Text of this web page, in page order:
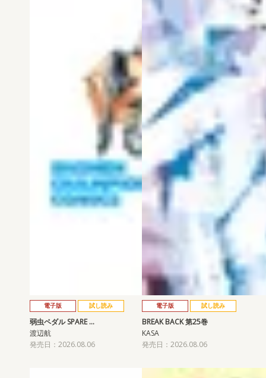
電子版 試し読み
弱虫ペダル SPARE …
渡辺航
発売日：2026.08.06
電子版 試し読み
BREAK BACK 第25巻
KASA
発売日：2026.08.06